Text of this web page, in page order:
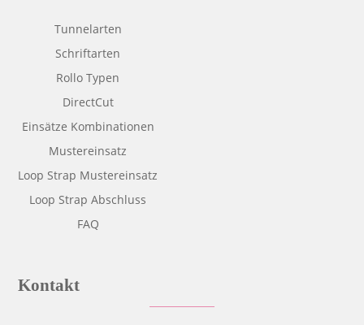
Tunnelarten
Schriftarten
Rollo Typen
DirectCut
Einsätze Kombinationen
Mustereinsatz
Loop Strap Mustereinsatz
Loop Strap Abschluss
FAQ
Kontakt